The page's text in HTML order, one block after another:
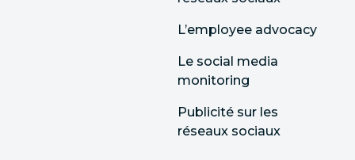
L’employee advocacy
Le social media
monitoring
Publicité sur les
réseaux sociaux